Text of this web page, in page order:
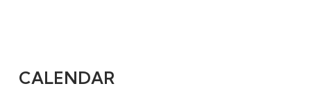
CALENDAR